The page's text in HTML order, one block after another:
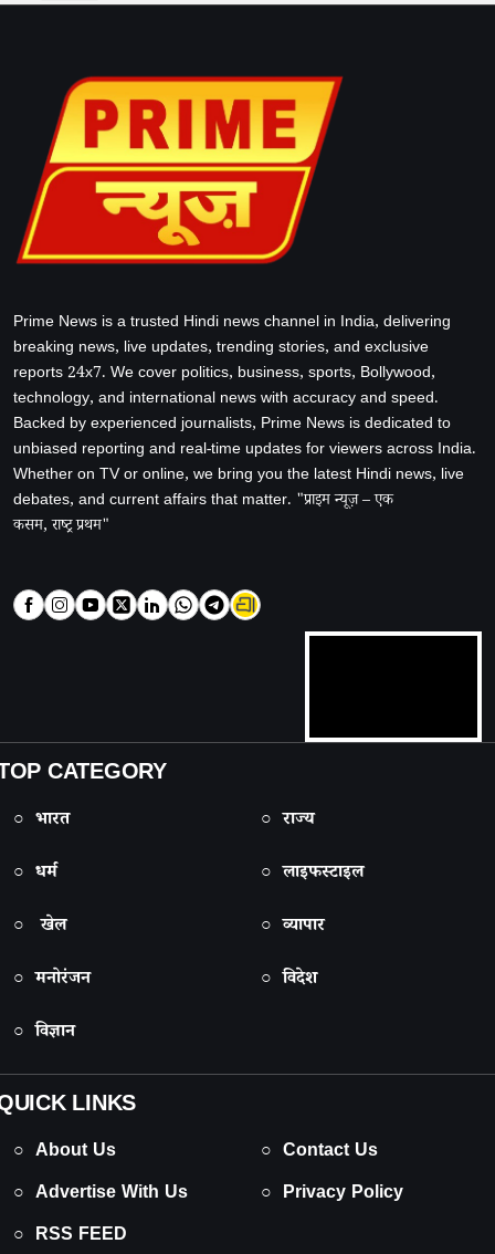
Prime News is a trusted Hindi news channel in India, delivering
breaking news, live updates, trending stories, and exclusive
reports 24x7. We cover politics, business, sports, Bollywood,
technology, and international news with accuracy and speed.
Backed by experienced journalists, Prime News is dedicated to
unbiased reporting and real-time updates for viewers across India.
Whether on TV or online, we bring you the latest Hindi news, live
debates, and current affairs that matter. "प्राइम न्यूज़ – एक
कसम, राष्ट्र प्रथम"
CATEGORY
○ भारत
○ राज्य
○ धर्म
○ लाइफस्टाइल
○ खेल
○ व्यापार
○ मनोरंजन
○ विदेश
○ विज्ञान
LINKS
○ About Us
○ Contact Us
○ Advertise With Us
○ Privacy Policy
○ RSS FEED